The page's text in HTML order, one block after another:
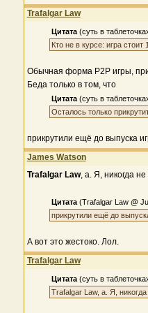
Trafalgar Law
Цитата (суть в
Кто не в курсе: игра
Обычная форма P2P игры,
Беда только в том, что
Цитата (суть в
Осталось только
прикрутили ещё до выпуска
James Watson
Trafalgar Law, а. Я, никогда
Цитата (Trafalgar Law @
прикрутили ещё до
А вот это жестоко. Лол.
Trafalgar Law
Цитата (суть в
Trafalgar Law, а. Я,